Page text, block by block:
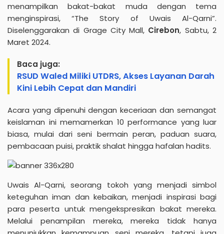
menampilkan bakat-bakat muda dengan tema
menginspirasi, “The Story of Uwais Al-Qarni”.
Diselenggarakan di Grage City Mall, Cirebon, Sabtu, 2
Maret 2024.
Baca juga:
RSUD Waled Miliki UTDRS, Akses Layanan Darah
Kini Lebih Cepat dan Mandiri
Acara yang dipenuhi dengan keceriaan dan semangat
keislaman ini memamerkan 10 performance yang luar
biasa, mulai dari seni bermain peran, paduan suara,
pembacaan puisi, praktik shalat hingga hafalan hadits.
Uwais Al-Qarni, seorang tokoh yang menjadi simbol
keteguhan iman dan kebaikan, menjadi inspirasi bagi
para peserta untuk mengekspresikan bakat mereka.
Melalui penampilan mereka, mereka tidak hanya